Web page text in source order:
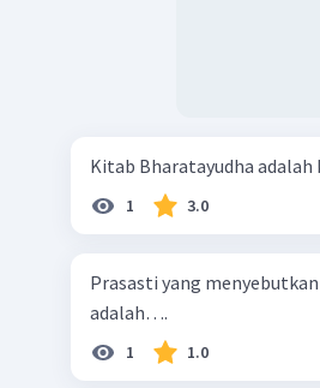
Kitab Bharatayudha adalah
1 3.0
Prasasti yang
adalah….
1 1.0